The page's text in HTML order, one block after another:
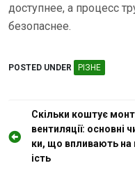
доступнее, а процесс
безопаснее.
POSTED UNDER РІЗНЕ
а
Скільки коштує
вентиляції: основні
ки, що впливають на
ість